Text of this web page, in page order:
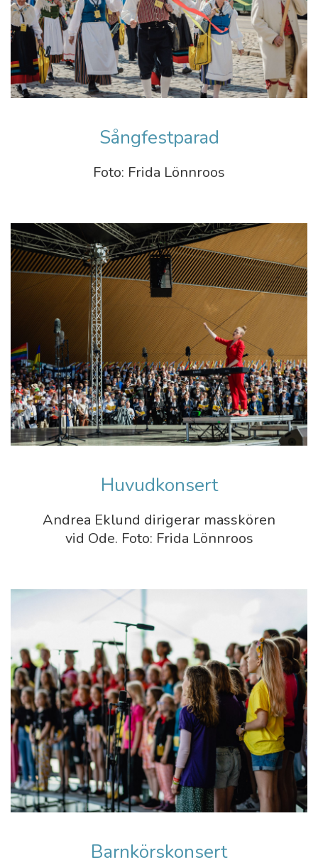
Sångfestparad
Foto: Frida Lönnroos
Huvudkonsert
Andrea Eklund dirigerar masskören
vid Ode. Foto: Frida Lönnroos
Barnkörskonsert